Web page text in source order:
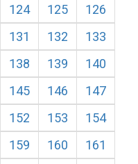
124 125
126
131 132
133
138 139
140
145 146
147
152 153
154
159 160
161